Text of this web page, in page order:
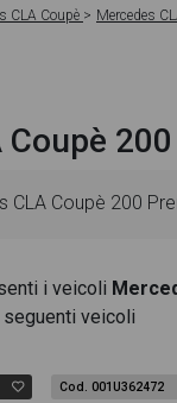
CLA Coupè Mercedes
Coupè
CLA Coupè 200
dati tecnici,
dispone di una
i veicoli
veicoli
Cod. 001U362472